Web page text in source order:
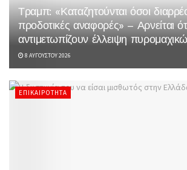
Τραμπ: «Καταζητούνται όσοι
προδοτικές αναφορές» – Αρνείται
αντιμετωπίζουν έλλειψη
8 ΑΥΓΟΎΣΤΟΥ 2026
ΕΠΙΚΑΙΡΌΤΗΤΑ